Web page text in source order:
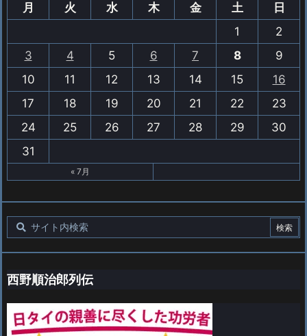
月
火 水 木 金 土
日
1
2
3
4 5 6 7 8
9
10
11 12 13 14 15
16
17
18 19 20 21 22
23
24
25 26 27 28 29
30
31
« 7月
西野順治郎列伝